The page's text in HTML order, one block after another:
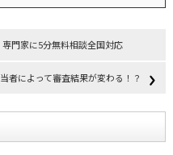
門家に5分無料相談全国対応
当者によって審査結果が変わる！？